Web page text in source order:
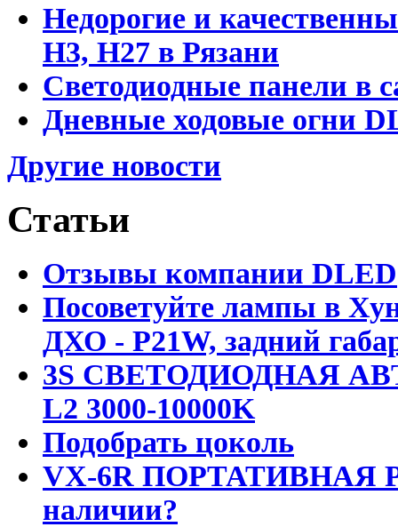
Недорогие и
Н3, Н27 в Рязани
Светодиодные панели в
Дневные ходовые огни
Другие новости
Статьи
Отзывы компании DLED
Посоветуйте лампы в
ДХО - P21W, задний
3S СВЕТОДИОДНАЯ
L2 3000-10000K
Подобрать цоколь
VX-6R ПОРТАТИВНАЯ
наличии?